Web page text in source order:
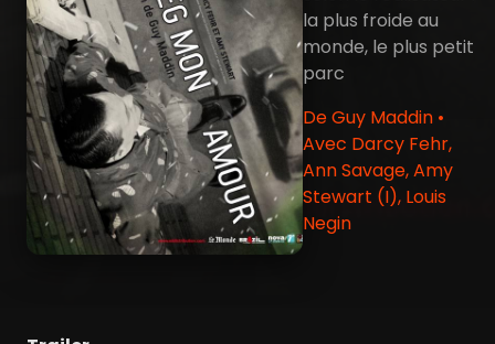
la plus froide au
monde, le plus petit
parc
De Guy Maddin •
Avec Darcy Fehr,
Ann Savage, Amy
Stewart (I), Louis
Negin